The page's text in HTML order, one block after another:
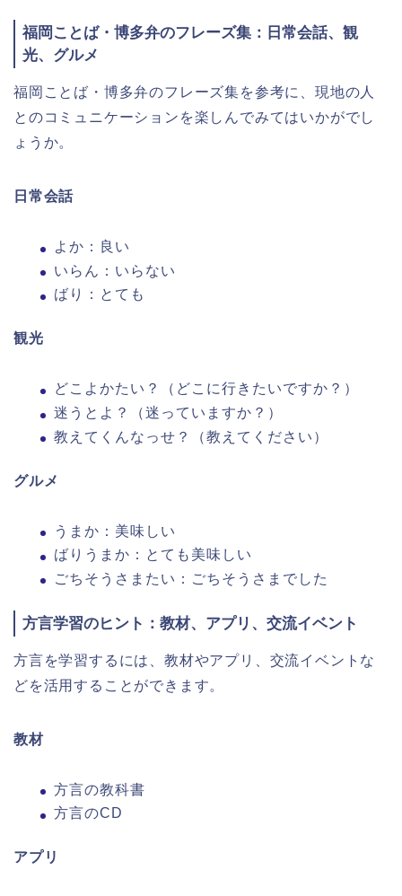
福岡ことば・博多弁のフレーズ集：日常会話、観
光、グルメ
福岡ことば・博多弁のフレーズ集を参考に、現地の人
とのコミュニケーションを楽しんでみてはいかがでし
ょうか。
日常会話
よか：良い
いらん：いらない
ばり：とても
観光
どこよかたい？（どこに行きたいですか？）
迷うとよ？（迷っていますか？）
教えてくんなっせ？（教えてください）
グルメ
うまか：美味しい
ばりうまか：とても美味しい
ごちそうさまたい：ごちそうさまでした
方言学習のヒント：教材、アプリ、交流イベント
方言を学習するには、教材やアプリ、交流イベントな
どを活用することができます。
教材
方言の教科書
方言のCD
アプリ